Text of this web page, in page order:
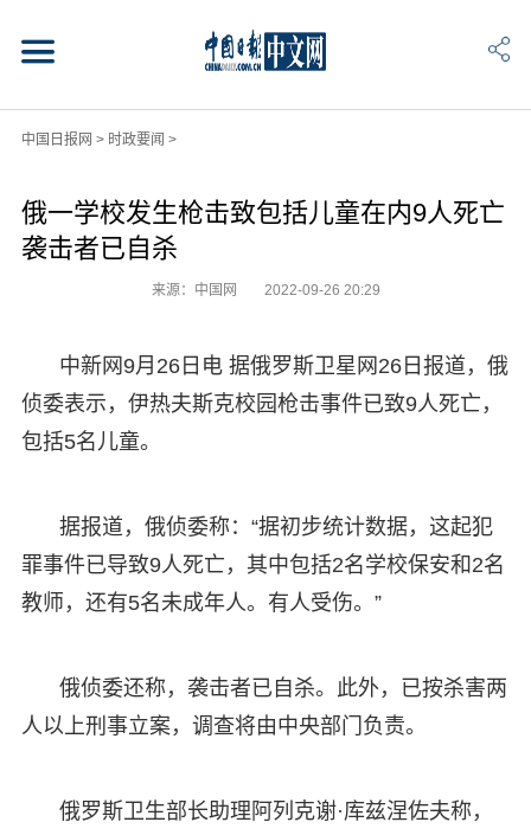
中国日报网 > 时政要闻 >
俄一学校发生枪击致包括儿童在内9人死亡
袭击者已自杀
来源：中国网 2022-09-26 20:29
中新网9月26日电 据俄罗斯卫星网26日报道，俄
侦委表示，伊热夫斯克校园枪击事件已致9人死亡，
包括5名儿童。
据报道，俄侦委称：“据初步统计数据，这起犯
罪事件已导致9人死亡，其中包括2名学校保安和2名
教师，还有5名未成年人。有人受伤。”
俄侦委还称，袭击者已自杀。此外，已按杀害两
人以上刑事立案，调查将由中央部门负责。
俄罗斯卫生部长助理阿列克谢·库兹涅佐夫称，